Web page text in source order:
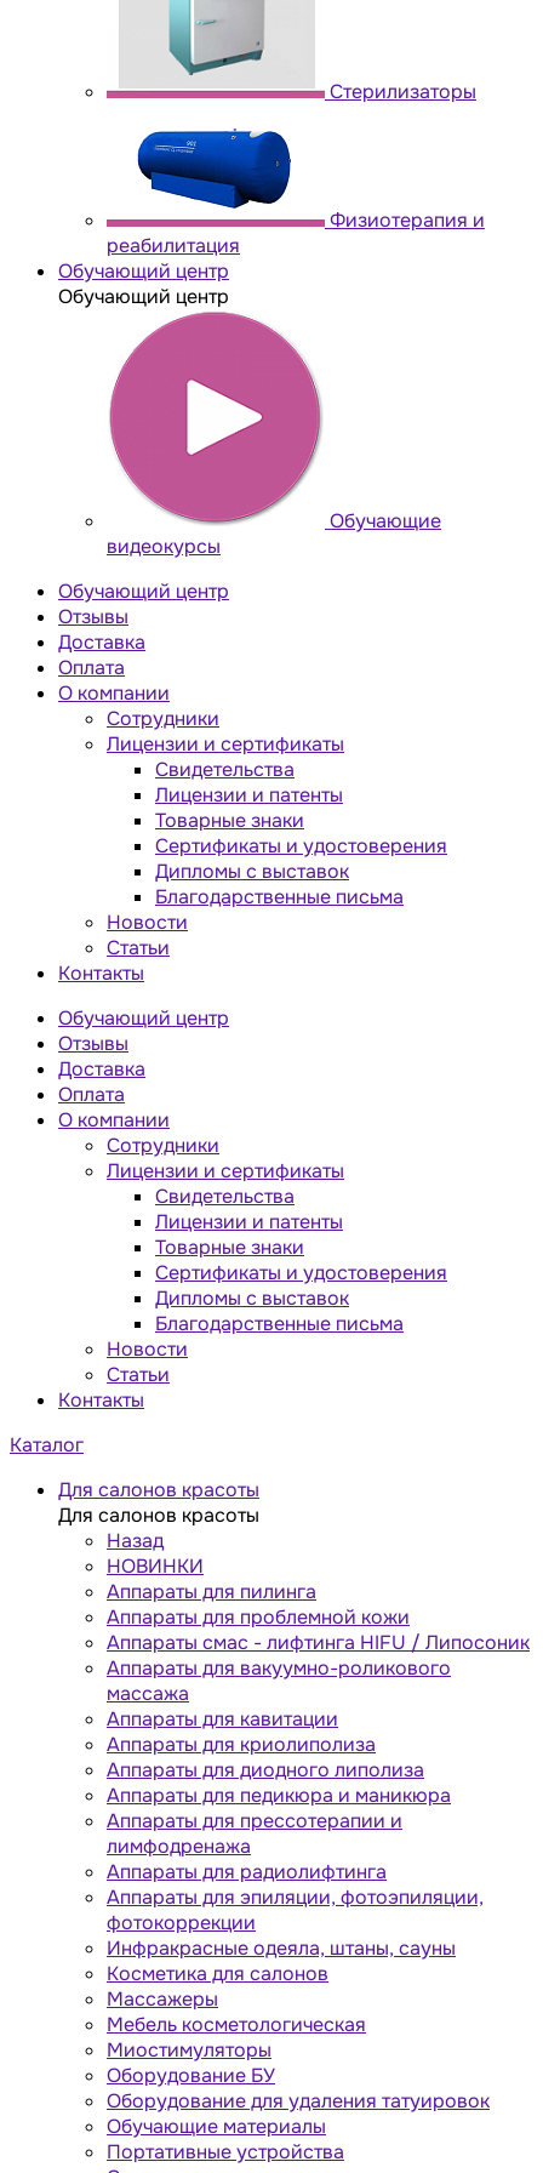
Стерилизаторы
Физиотерапия и
реабилитация
Обучающий центр
Обучающий центр
Обучающие
видеокурсы
Обучающий центр
Отзывы
Доставка
Оплата
О компании
Сотрудники
Лицензии и сертификаты
Свидетельства
Лицензии и патенты
Товарные знаки
Сертификаты и удостоверения
Дипломы с выставок
Благодарственные письма
Новости
Статьи
Контакты
Обучающий центр
Отзывы
Доставка
Оплата
О компании
Сотрудники
Лицензии и сертификаты
Свидетельства
Лицензии и патенты
Товарные знаки
Сертификаты и удостоверения
Дипломы с выставок
Благодарственные письма
Новости
Статьи
Контакты
Каталог
Для салонов красоты
Для салонов красоты
Назад
НОВИНКИ
Аппараты для пилинга
Аппараты для проблемной кожи
Аппараты cмас - лифтинга HIFU / Липосоник
Аппараты для вакуумно-роликового
массажа
Аппараты для кавитации
Аппараты для криолиполиза
Аппараты для диодного липолиза
Аппараты для педикюра и маникюра
Аппараты для прессотерапии и
лимфодренажа
Аппараты для радиолифтинга
Аппараты для эпиляции, фотоэпиляции,
фотокоррекции
Инфракрасные одеяла, штаны, сауны
Косметика для салонов
Массажеры
Мебель косметологическая
Миостимуляторы
Оборудование БУ
Оборудование для удаления татуировок
Обучающие материалы
Портативные устройства